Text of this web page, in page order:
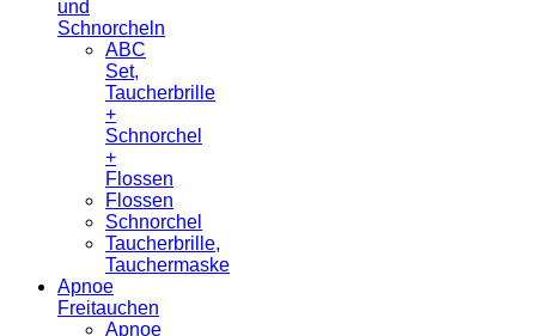
und
Schnorcheln
ABC
Set,
Taucherbrille
+
Schnorchel
+
Flossen
Flossen
Schnorchel
Taucherbrille,
Tauchermaske
Apnoe
Freitauchen
Apnoe